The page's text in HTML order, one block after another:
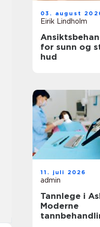
03. august
Eirik Lindholm
for sunn og
hud
11. juli 2026
admin
Tannlege i
Moderne